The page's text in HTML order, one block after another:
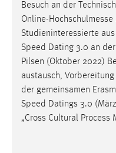
Besuch an der
Online-
Studieninteressierte
Speed Dating 3.0 an
Pilsen (Oktober 2022)
austausch,
der gemeinsamen
Speed Datings 3.0
„Cross Cultural Process